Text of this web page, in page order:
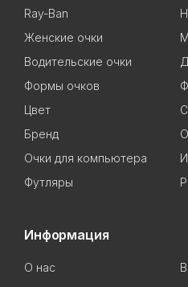
Ray-Ban
Женские очки
Водительские очки
Формы очков
Цвет
Бренд
Очки для компьютера
Футляры
Информация
О нас